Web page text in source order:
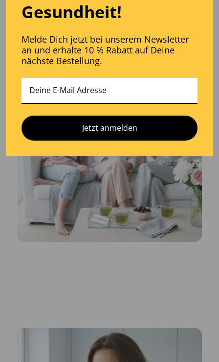
Kombination mit den Kollagenpeptiden ein — nicht als
Notwendigkeit.
Gesundheit!
Melde Dich jetzt bei unserem Newsletter
an und erhalte 10 % Rabatt auf Deine
nächste Bestellung.
Jetzt anmelden